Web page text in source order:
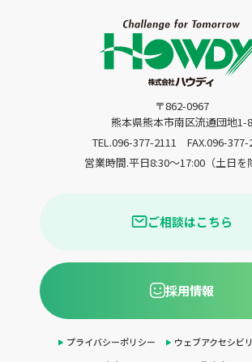
〒862-0967
熊本県熊本市南区流通団地1-8
TEL.096-377-2111
FAX.096-377-
営業時間.平日8:30〜17:00（土日を
ご相談はこちら
採用情報
プライバシーポリシー ウェブアクセシビ